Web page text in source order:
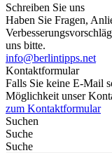
Schreiben Sie uns
Haben Sie Fragen,
uns bitte.
info@berlintipps.net
Kontaktformular
Falls Sie keine E-Mail
Möglichkeit unser
zum Kontaktformular
Suchen
Suche
Suche